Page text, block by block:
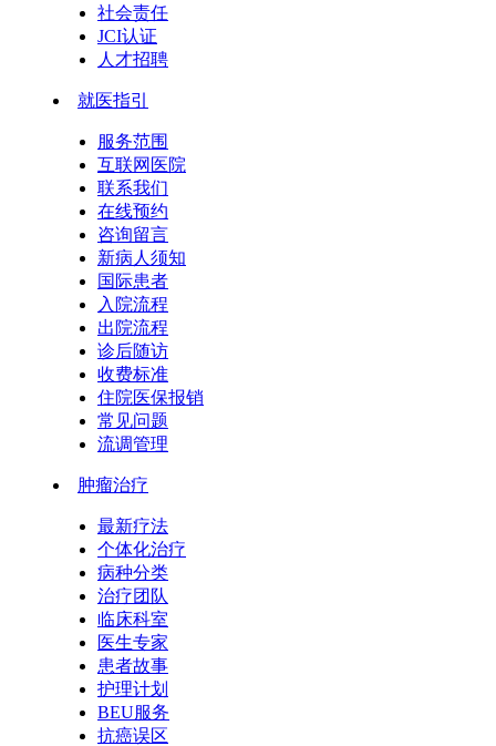
社会责任
JCI认证
人才招聘
就医指引
服务范围
互联网医院
联系我们
在线预约
咨询留言
新病人须知
国际患者
入院流程
出院流程
诊后随访
收费标准
住院医保报销
常见问题
流调管理
肿瘤治疗
最新疗法
个体化治疗
病种分类
治疗团队
临床科室
医生专家
患者故事
护理计划
BEU服务
抗癌误区